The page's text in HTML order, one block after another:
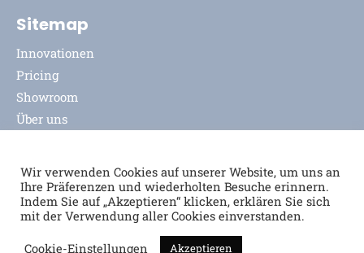
Sitemap
Innovationen
Pricing
Showroom
Über uns
Impressum
Datenschutzerklärung
Wir verwenden Cookies auf unserer Website, um uns an
Ihre Präferenzen und wiederholten Besuche erinnern.
Indem Sie auf „Akzeptieren“ klicken, erklären Sie sich
mit der Verwendung aller Cookies einverstanden.
Cookie-Einstellungen Akzeptieren